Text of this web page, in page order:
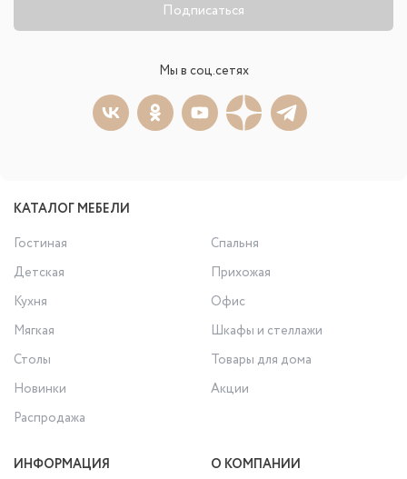
Подписаться
Мы в соц.сетях
КАТАЛОГ МЕБЕЛИ
Гостиная
Спальня
Детская
Прихожая
Кухня
Офис
Мягкая
Шкафы и стеллажи
Столы
Товары для дома
Новинки
Акции
Распродажа
ИНФОРМАЦИЯ
О КОМПАНИИ